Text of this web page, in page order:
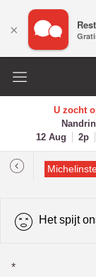
U zocht
Nandrin
12 Aug
2p
Het spijt
*
×